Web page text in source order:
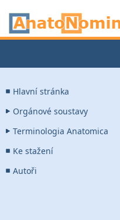
Hlavní stránka
Orgánové soustavy
Terminologia Anatomica
Ke stažení
Autoři